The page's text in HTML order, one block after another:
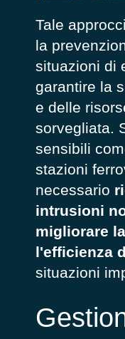
Tale
la
situazioni di
garantire la
e delle
sorvegliata.
sensibili
stazioni
necessario
intrusioni
migliorare
l'efficienza
situazioni